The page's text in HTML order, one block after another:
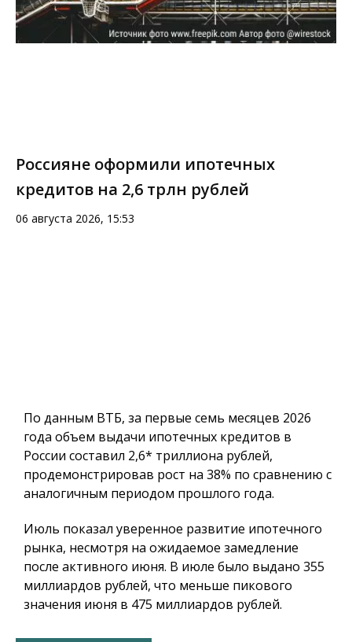
Россияне оформили ипотечных
кредитов на 2,6 трлн рублей
06 августа 2026, 15:53
По данным ВТБ, за первые семь месяцев 2026
года объем выдачи ипотечных кредитов в
России составил 2,6* триллиона рублей,
продемонстрировав рост на 38% по сравнению с
аналогичным периодом прошлого года.
Июль показал уверенное развитие ипотечного
рынка, несмотря на ожидаемое замедление
после активного июня. В июле было выдано 355
миллиардов рублей, что меньше пикового
значения июня в 475 миллиардов рублей.